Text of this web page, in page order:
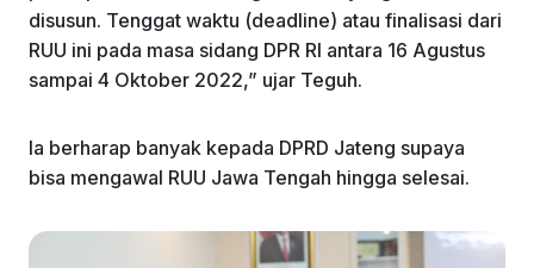
disusun. Tenggat waktu (deadline) atau finalisasi dari
RUU ini pada masa sidang DPR RI antara 16 Agustus
sampai 4 Oktober 2022,” ujar Teguh.
Ia berharap banyak kepada DPRD Jateng supaya
bisa mengawal RUU Jawa Tengah hingga selesai.